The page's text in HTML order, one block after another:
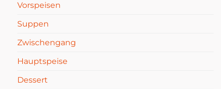
Vorspeisen
Suppen
Zwischengang
Hauptspeise
Dessert